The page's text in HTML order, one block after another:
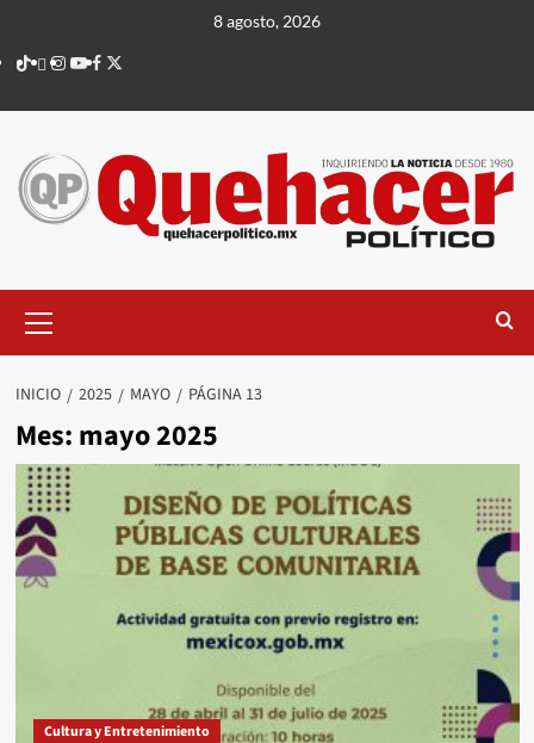
contenido
8 agosto, 2026
TikTok
threads
Instagram
Youtube
Facebook
X
principal
INICIO 2025 MAYO PÁGINA 13
Mes: mayo 2025
Cultura y Entretenimiento